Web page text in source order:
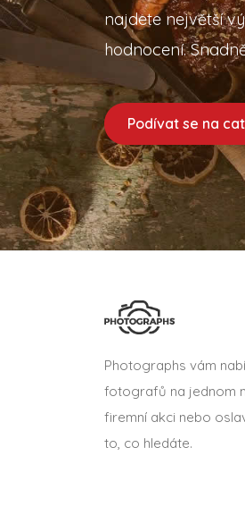
najdete největší
hodnocení.
Podívat se na
Photographs vám
fotografů na jednom
firemní akci nebo
to, co hledáte.